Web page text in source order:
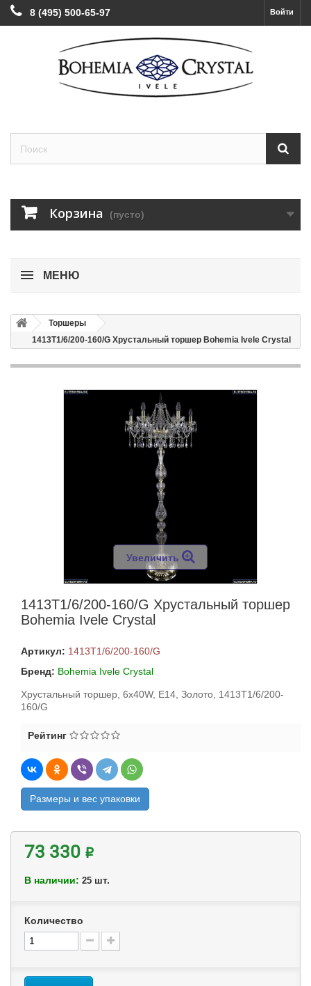
Войти
8 (495) 500-65-97
Корзина (пусто)
МЕНЮ
Торшеры
1413T1/6/200-160/G Хрустальный торшер Bohemia Ivele Crystal
Увеличить
1413T1/6/200-160/G Хрустальный торшер
Bohemia Ivele Crystal
Артикул: 1413T1/6/200-160/G
Бренд: Bohemia Ivele Crystal
Хрустальный торшер, 6x40W, E14, Золото, 1413T1/6/200-
160/G
Рейтинг
Размеры и вес упаковки
73 330 ₽
В наличии: 25 шт.
Количество